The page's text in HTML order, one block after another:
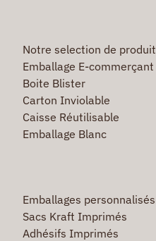
Notre selection de produit
Emballage E-commerçant
Boite Blister
Carton Inviolable
Caisse Réutilisable
Emballage Blanc
Emballages personnalisés
Sacs Kraft Imprimés
Adhésifs Imprimés